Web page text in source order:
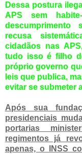
Dessa postura
APS sem
recusa
cidadãos nas
tudo isso é filho
próprio governo
leis que publica,
evitar se submeter
Após sua
presidenciais
portarias
regimentos já
apenas, o INSS